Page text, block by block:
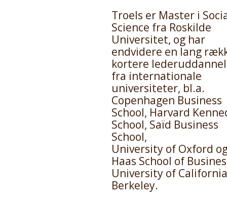
Troels er Master i
Science fra Roskilde
Universitet, og har
endvidere en lang
kortere
fra internationale
universiteter, bl.a.
Copenhagen Business
School, Harvard
School, Saïd Business
School,
University of Oxford
Haas School of
University of
Berkeley.